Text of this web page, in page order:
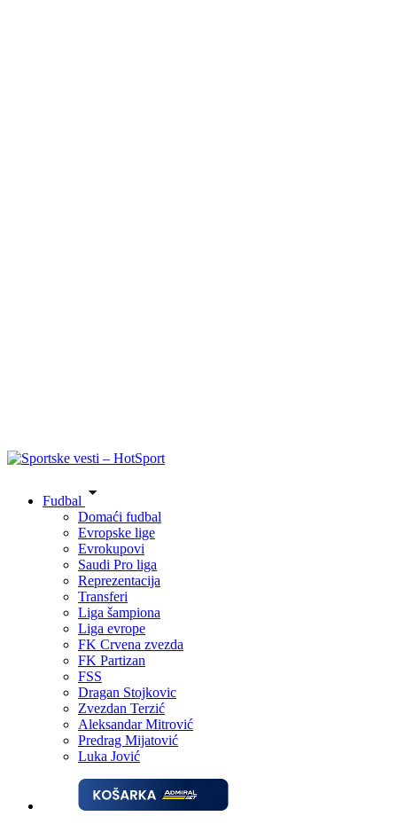
Fudbal
Domaći fudbal
Evropske lige
Evrokupovi
Saudi Pro liga
Reprezentacija
Transferi
Liga šampiona
Liga evrope
FK Crvena zvezda
FK Partizan
FSS
Dragan Stojkovic
Zvezdan Terzić
Aleksandar Mitrović
Predrag Mijatović
Luka Jović